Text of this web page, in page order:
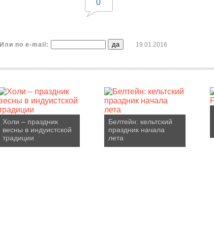
0
Или по e-mail: 19.01.2016
Холи – праздник
весны в индуистской
традиции
Белтейн: кельтский
праздник начала
лета